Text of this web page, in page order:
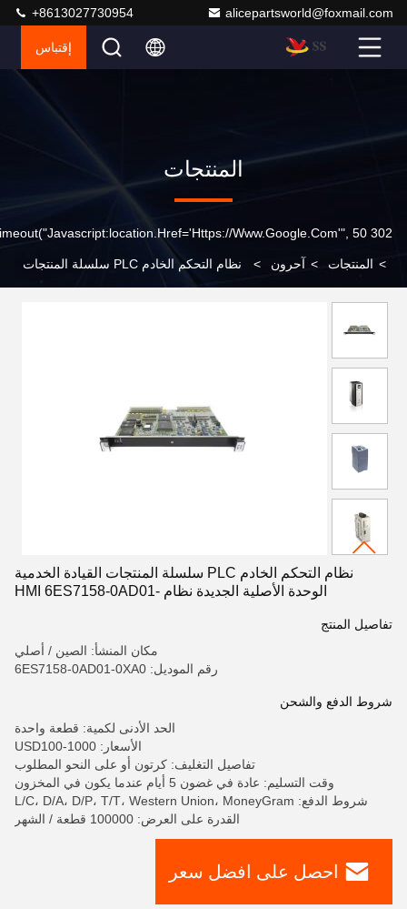
alicepartsworld@foxmail.com
+8613027730954
إقتباس
المنتجات
302 SetTimeout("javascript:location.href='https://www.google.com'", 50);
> المنتجات > آحرون > نظام التحكم الخادم PLC سلسلة المنتجات
0XA0B30-0AA0
نظام التحكم الخادم PLC سلسلة المنتجات القيادة الخدمية
الوحدة الأصلية الجديدة نظام HMI 6ES7158-0AD01-
تفاصيل المنتج
مكان المنشأ: الصين / أصلي
رقم الموديل: 6ES7158-0AD01-0XA0
شروط الدفع والشحن
الحد الأدنى لكمية: قطعة واحدة
الأسعار: USD100-1000
تفاصيل التغليف: كرتون أو على النحو المطلوب
وقت التسليم: عادة في غضون 5 أيام عندما يكون في المخزون
شروط الدفع: L/C، D/A، D/P، T/T، Western Union، MoneyGram
القدرة على العرض: 100000 قطعة / الشهر
احصل على افضل سعر